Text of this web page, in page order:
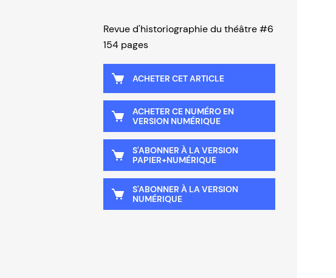
Revue d'historiographie du théâtre #6
154 pages
ACHETER CET ARTICLE
ACHETER CE NUMÉRO EN
VERSION NUMÉRIQUE
S'ABONNER À LA VERSION
PAPIER+NUMÉRIQUE
S'ABONNER À LA VERSION
NUMÉRIQUE